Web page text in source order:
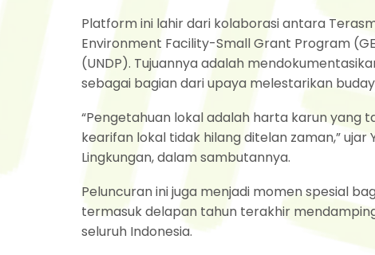
Platform ini lahir dari kolaborasi antara
Environment Facility-Small Grant Program
(UNDP). Tujuannya adalah
sebagai bagian dari upaya melestarikan
“Pengetahuan lokal adalah harta karun yang
kearifan lokal tidak hilang ditelan zaman,” ujar
Lingkungan, dalam sambutannya.
Peluncuran ini juga menjadi momen spesial
termasuk delapan tahun terakhir
seluruh Indonesia.